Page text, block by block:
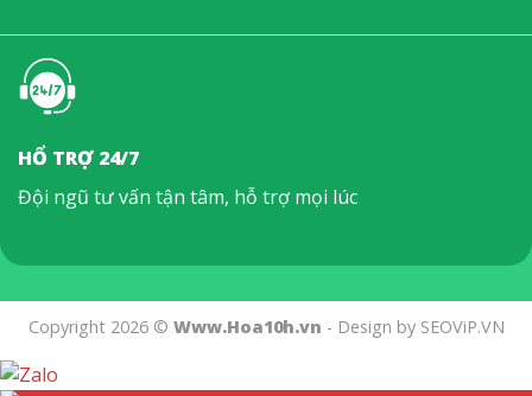
HỔ TRỢ 24/7
Đội ngũ tư vấn tận tâm, hỗ trợ mọi lúc
Copyright 2026 © Www.Hoa10h.vn - Design by SEOViP.VN